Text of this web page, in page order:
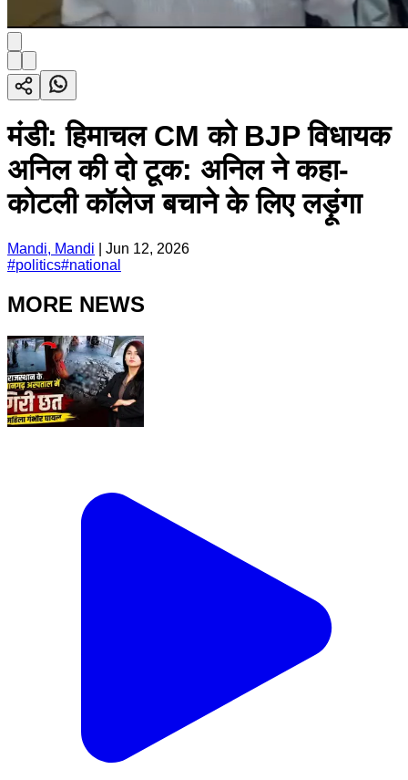
मंडी: हिमाचल CM को BJP विधायक
अनिल की दो टूक: अनिल ने कहा-
कोटली कॉलेज बचाने के लिए लड़ूंगा
Mandi, Mandi
Jun 12, 2026
#politics#national
MORE NEWS